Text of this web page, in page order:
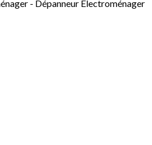
- Dépanneur Electroménager